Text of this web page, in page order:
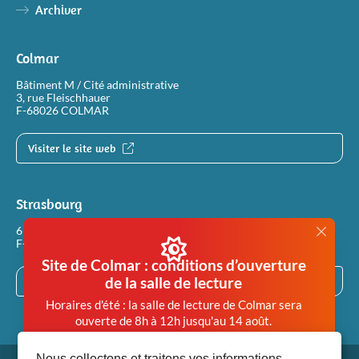
Archiver
Colmar
Bâtiment M / Cité administrative
3, rue Fleischhauer
F-68026 COLMAR
Visiter le site web
Strasbourg
6 rue Philippe Dollinger
F-67100 STRASBOURG
Visiter le site web
Justice
Métiers et fonctions Culture et loisirs
Site de Colmar : conditions d’ouverture
de la salle de lecture
Horaires d'été : la salle de lecture de Colmar sera
ouverte de 8h à 12h jusqu'au 14 août.